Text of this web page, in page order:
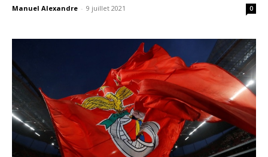
Manuel Alexandre - 9 juillet 2021 0